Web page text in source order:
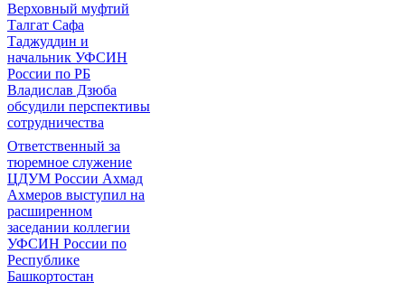
Верховный муфтий
Талгат Сафа
Таджуддин и
начальник УФСИН
России по РБ
Владислав Дзюба
обсудили перспективы
сотрудничества
Ответственный за
тюремное служение
ЦДУМ России Ахмад
Ахмеров выступил на
расширенном
заседании коллегии
УФСИН России по
Республике
Башкортостан